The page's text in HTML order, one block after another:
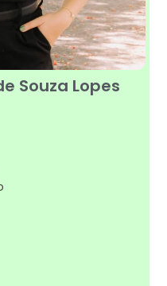
Souza Lopes